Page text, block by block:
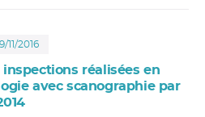
11/2016
inspections réalisées en
avec scanographie par